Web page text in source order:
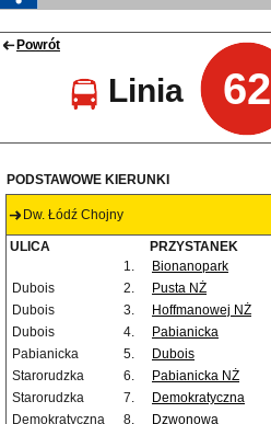
Powrót
Linia 62
PODSTAWOWE KIERUNKI
Dw. Łódź Chojny
ULICA PRZYSTANEK
1.
Bionanopark
Dubois
2.
Pusta NŻ
Dubois
3.
Hoffmanowej NŻ
Dubois
4. Pabianicka
Pabianicka
5. Dubois
Starorudzka
6. Pabianicka NŻ
Starorudzka
7. Demokratyczna
Demokratyczna
8.
Dzwonowa